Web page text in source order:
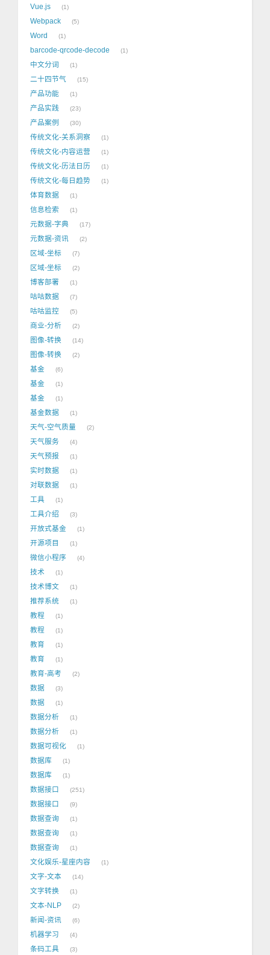
Vue.js 1
Webpack 5
Word 1
barcode-qrcode-decode 1
中文分词 1
二十四节气 15
产品功能 1
产品实践 23
产品案例 30
传统文化-关系洞察 1
传统文化-内容运营 1
传统文化-历法日历 1
传统文化-每日趋势 1
体育数据 1
信息检索 1
元数据-字典 17
元数据-资讯 2
区域-坐标 7
区域-坐标 2
博客部署 1
咕咕数据 7
咕咕监控 5
商业-分析 2
图像-转换 14
图像-转换 2
基金 6
基金 1
基金 1
基金数据 1
天气-空气质量 2
天气服务 4
天气预报 1
实时数据 1
对联数据 1
工具 1
工具介绍 3
开放式基金 1
开源项目 1
微信小程序 4
技术 1
技术博文 1
推荐系统 1
教程 1
教程 1
教育 1
教育 1
教育-高考 2
数据 3
数据 1
数据分析 1
数据分析 1
数据可视化 1
数据库 1
数据库 1
数据接口 251
数据接口 9
数据查询 1
数据查询 1
数据查询 1
文化娱乐-星座内容 1
文字-文本 14
文字转换 1
文本-NLP 2
新闻-资讯 6
机器学习 4
条码工具 3